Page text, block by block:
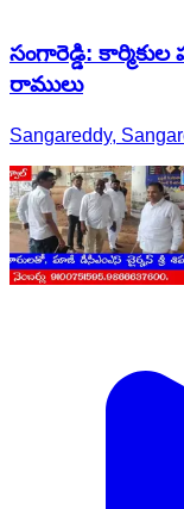
సంగారెడ్డి: కార్మికుల
రాములు
Sangareddy,